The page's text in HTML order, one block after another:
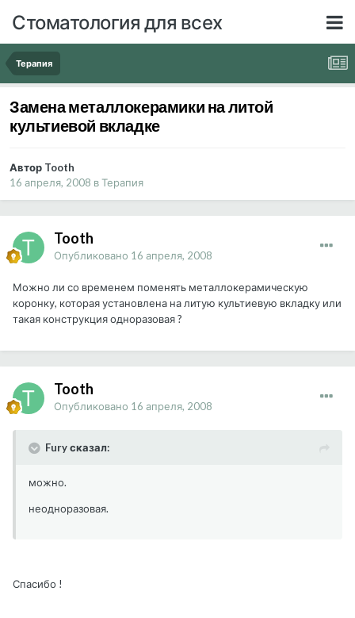
Стоматология для всех
Терапия
Замена металлокерамики на литой
культиевой вкладке
Автор Tooth
16 апреля, 2008 вТерапия
Tooth
Опубликовано 16 апреля, 2008
Можно ли со временем поменять металлокерамическую
коронку, которая установлена на литую культиевую вкладку или
такая конструкция одноразовая ?
Tooth
Опубликовано 16 апреля, 2008
Fury сказал:
можно.
неодноразовая.
Спасибо !